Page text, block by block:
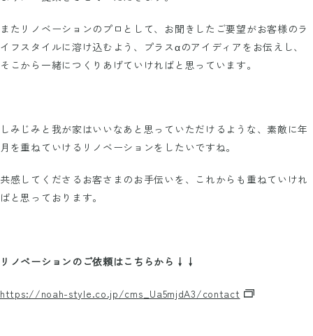
またリノベーションのプロとして、お聞きしたご要望がお客様のラ
イフスタイルに溶け込むよう、プラスαのアイディアをお伝えし、
そこから一緒につくりあげていければと思っています。
しみじみと我が家はいいなあと思っていただけるような、素敵に年
月を重ねていけるリノベーションをしたいですね。
共感してくださるお客さまのお手伝いを、これからも重ねていけれ
ばと思っております。
リノベーションのご依頼はこちらから↓↓
https://noah-style.co.jp/cms_Ua5mjdA3/contact